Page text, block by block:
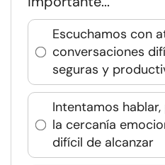
Escuchamos con
conversaciones
seguras y
Intentamos
la cercanía
difícil de alcanzar